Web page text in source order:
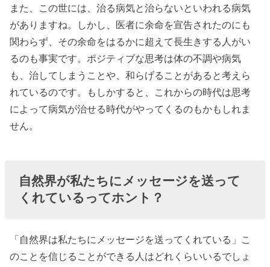
を癒す理由
› 自然界とのつ
ながりを大切
していた著名
人
いう言葉は本
当の事だった
する！どんな
時も良いこと
また、この世には、治る病気と治らないといわれる病気
がありますね。しかし、医者に余命を宣告されたのにも
関わらず、その余命をはるかに超えて長生きする人がい
るのも事実です。ポジティブな思考は体の不調や病気
も、治してしまうことや、和らげることがあると考えら
れているのです。もしかすると、これからの時代は思考
によって病気が治せる時代がやってくるのもかもしれま
せん。
自然界が私たちにメッセージを送って
くれているってホント？
「自然界は私たちにメッセージを送ってくれている」こ
のことを信じることができる人はどれくらいいるでしょ